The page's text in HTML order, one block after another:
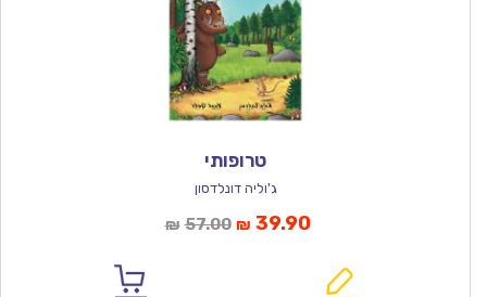
טרופותי
ג'וליה דונלדסון
₪ 57.00המחיר
₪ 39.90המחיר
הוא: